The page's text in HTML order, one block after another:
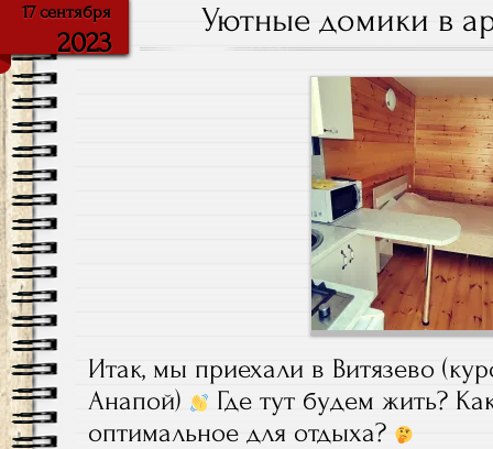
17 сентября
2023
Уютные домики в
Итак, мы приехали в Витязево
Анапой)
Где тут будем жить?
оптимальное для отдыха?